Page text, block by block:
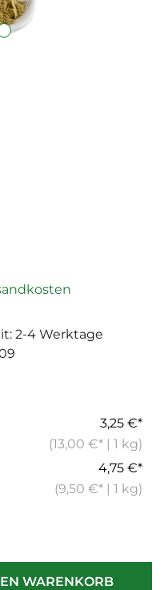
2-4 Werktage
3,25 €*
(13,00 €* | 1 kg)
4,75 €*
(9,50 €* | 1 kg)
den
WARENKORB